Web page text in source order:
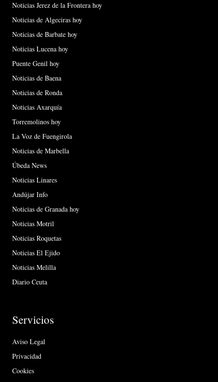
Noticias Jerez de la Frontera hoy
Noticias de Algeciras hoy
Noticias de Barbate hoy
Noticias Lucena hoy
Puente Genil hoy
Noticias de Baena
Noticias de Ronda
Noticias Axarquía
Torremolinos hoy
La Voz de Fuengirola
Noticias de Marbella
Úbeda News
Noticias Linares
Andújar Info
Noticias de Granada hoy
Noticias Motril
Noticias Roquetas
Noticias El Ejido
Noticias Melilla
Diario Ceuta
Servicios
Aviso Legal
Privacidad
Cookies